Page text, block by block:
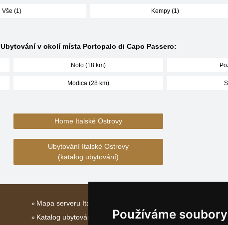
Používáme
Vše (1) Kempy (1)
Ubytování v okolí místa Portopalo di Capo Passero:
Noto (18 km)
Modica (28 km)
Home Italské Ostrovy
Ubytování Italské Ostrovy
(katalog ubytování)
Mapa serveru Italské Ostrovy
Katalog ubytování